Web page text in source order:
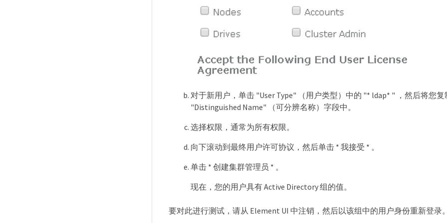
对于新用户，单击 "User Type" （用户类型）中的 "* ldap* " ，然后将您
"Distinguished Name" （可分辨名称）字段中。
选择权限，通常为所有权限。
向下滚动到最终用户许可协议，然后单击 * 我接受 * 。
单击 * 创建集群管理员 * 。
现在，您的用户具有 Active Directory 组的值。
要对此进行测试，请从 Element UI 中注销，然后以该组中的用户身份重新登录。